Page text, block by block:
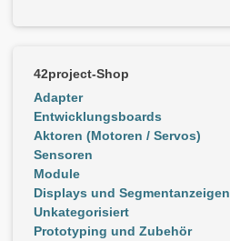
42project-Shop
Adapter
Entwicklungsboards
Aktoren (Motoren / Servos)
Sensoren
Module
Displays und Segmentanzeigen
Unkategorisiert
Prototyping und Zubehör